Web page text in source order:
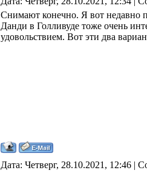
Снимают конечно. Я вот недавно
Данди в Голливуде тоже очень
удовольствием. Вот эти два
Дата: Четверг, 28.10.2021, 12:46 |